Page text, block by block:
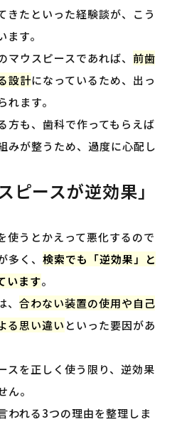
きたといった経験談が、こう
す。
ウスピースであれば、 前歯
設計になっているため、出っ
ます。
方も、歯科で作ってもらえば
みが整うため、過度に心配し
ピースが逆効果」
使うとかえって悪化するので
多く、検索でも「逆効果」と
います。
、合わない装置の使用や自己
る思い違い といった要因があ
スを正しく使う限り、逆効果
。
われる3つの理由を整理しま